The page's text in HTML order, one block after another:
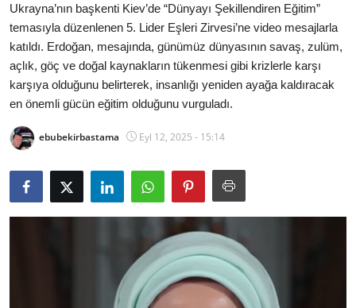
Toplum ve Yaşam
Sivil Toplum Kuruluşları
Kamu Kurumları ve Üst Kurullar
Resmi Reklamlar
Ukrayna’nın başkenti Kiev’de “Dünyayı Şekillendiren Eğitim”
temasıyla düzenlenen 5. Lider Eşleri Zirvesi’ne video mesajlarla
katıldı. Erdoğan, mesajında, günümüz dünyasının savaş, zulüm,
açlık, göç ve doğal kaynakların tükenmesi gibi krizlerle karşı
karşıya olduğunu belirterek, insanlığı yeniden ayağa kaldıracak
en önemli gücün eğitim olduğunu vurguladı.
ebubekirbastama Eyl 12, 2025 - 15:14